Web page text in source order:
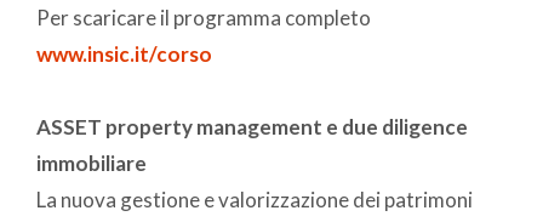
Per scaricare il programma completo
www.insic.it/corso
ASSET property management e due diligence
immobiliare
La nuova gestione e valorizzazione dei patrimoni